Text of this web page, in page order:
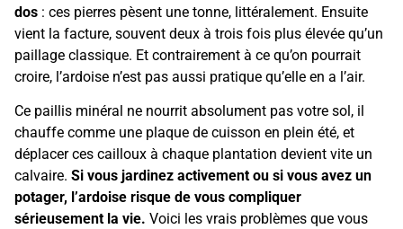
dos : ces pierres pèsent une tonne, littéralement. Ensuite
vient la facture, souvent deux à trois fois plus élevée qu’un
paillage classique. Et contrairement à ce qu’on pourrait
croire, l’ardoise n’est pas aussi pratique qu’elle en a l’air.
Ce paillis minéral ne nourrit absolument pas votre sol, il
chauffe comme une plaque de cuisson en plein été, et
déplacer ces cailloux à chaque plantation devient vite un
calvaire. Si vous jardinez activement ou si vous avez un
potager, l’ardoise risque de vous compliquer
sérieusement la vie. Voici les vrais problèmes que vous